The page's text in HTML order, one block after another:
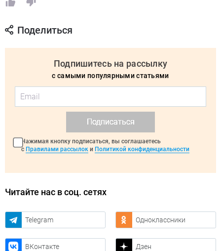
Поделиться
Подпишитесь на рассылку
с самыми популярными статьями
Подписаться
Нажимая кнопку подписаться, вы соглашаетесь
с Правилами рассылок и Политикой конфиденциальности
Читайте нас в соц. сетях
Telegram Одноклассники
ВКонтакте Дзен